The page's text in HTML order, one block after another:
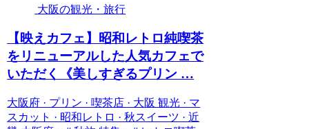
大阪の観光・旅行
【映えカフェ】昭和レトロ純喫茶
をリニューアルした人気カフェで
いただく《美しすぎるプリン …
大阪府 · プリン · 喫茶店 · 大阪 観光 · マ
スカット · 昭和レトロ · 秋スイーツ · 近